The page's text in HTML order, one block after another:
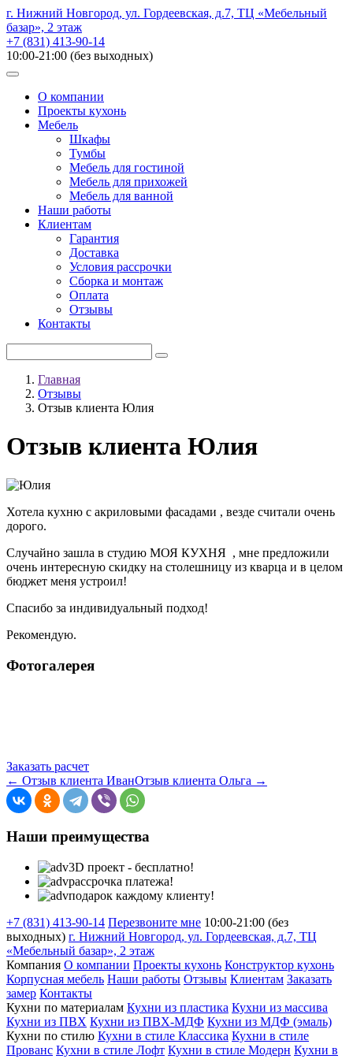
г. Нижний Новгород, ул. Гордеевская, д.7, ТЦ «Мебельный
базар», 2 этаж
+7 (831) 413-90-14
10:00-21:00 (без выходных)
О компании
Проекты кухонь
Мебель
Шкафы
Тумбы
Мебель для гостиной
Мебель для прихожей
Мебель для ванной
Наши работы
Клиентам
Гарантия
Доставка
Условия рассрочки
Сборка и монтаж
Оплата
Отзывы
Контакты
Главная
Отзывы
Отзыв клиента Юлия
Отзыв клиента Юлия
Хотела кухню с акриловыми фасадами , везде считали очень
дорого.
Случайно зашла в студию МОЯ КУХНЯ , мне предложили
очень интересную скидку на столешницу из кварца и в целом
бюджет меня устроил!
Спасибо за индивидуальный подход!
Рекомендую.
Фотогалерея
Заказать расчет
← Отзыв клиента ИванОтзыв клиента Ольга →
Наши преимущества
3D проект - бесплатно!
рассрочка платежа!
подарок каждому клиенту!
+7 (831) 413-90-14 Перезвоните мне 10:00-21:00 (без
выходных) г. Нижний Новгород, ул. Гордеевская, д.7, ТЦ
«Мебельный базар», 2 этаж
Компания О компании Проекты кухонь Конструктор кухонь
Корпусная мебель Наши работы Отзывы Клиентам Заказать
замер Контакты
Кухни по материалам Кухни из пластика Кухни из массива
Кухни из ПВХ Кухни из ПВХ-МДФ Кухни из МДФ (эмаль)
Кухни по стилю Кухни в стиле Классика Кухни в стиле
Прованс Кухни в стиле Лофт Кухни в стиле Модерн Кухни в